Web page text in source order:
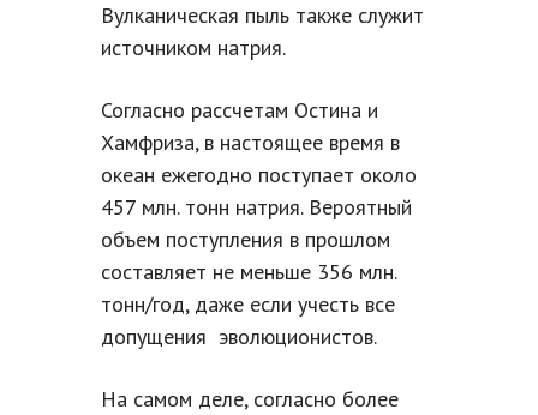
Вулканическая пыль также служит
источником натрия.
Согласно рассчетам Остина и
Хамфриза, в настоящее время в
океан ежегодно поступает около
457 млн. тонн натрия. Вероятный
объем поступления в прошлом
составляет не меньше 356 млн.
тонн/год, даже если учесть все
допущения эволюционистов.
На самом деле, согласно более